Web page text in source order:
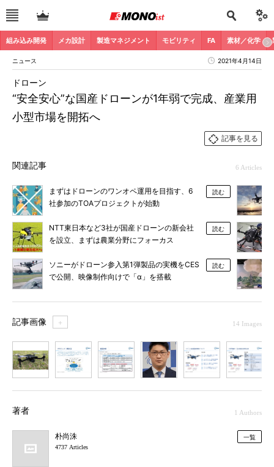
組み込み開発 メカ設計 製造マネジメント モビリティ FA 素材／化学
ニュース 2021年4月14日
“安全安心”な国産ドローンが1年弱で完成、産業用
小型市場を開拓へ
ドローン
記事を見る
関連記事 6 Articles
まずはドローンのワンオペ運用を目指す、6
社参加のTOAプロジェクトが始動
読む
NTT東日本など3社が国産ドローンの新会社
を設立、まずは農業分野にフォーカス
読む
ソニーがドローン参入第1弾製品の実機をCES
で公開、映像制作向けで「α」を搭載
読む
記事画像 ＋ 14 Images
著者 1 Authors
朴尚洙
4737 Articles
一覧